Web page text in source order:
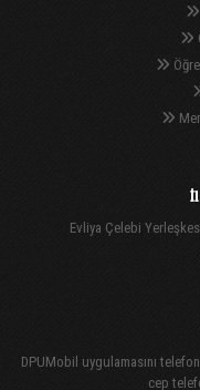
Evliya Çelebi
DPUMobil uygulamasını
cep